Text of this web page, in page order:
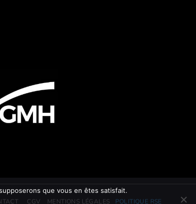
CGV MENTIONS LÉGALES POLITIQUE RSE
que vous en êtes satisfait.